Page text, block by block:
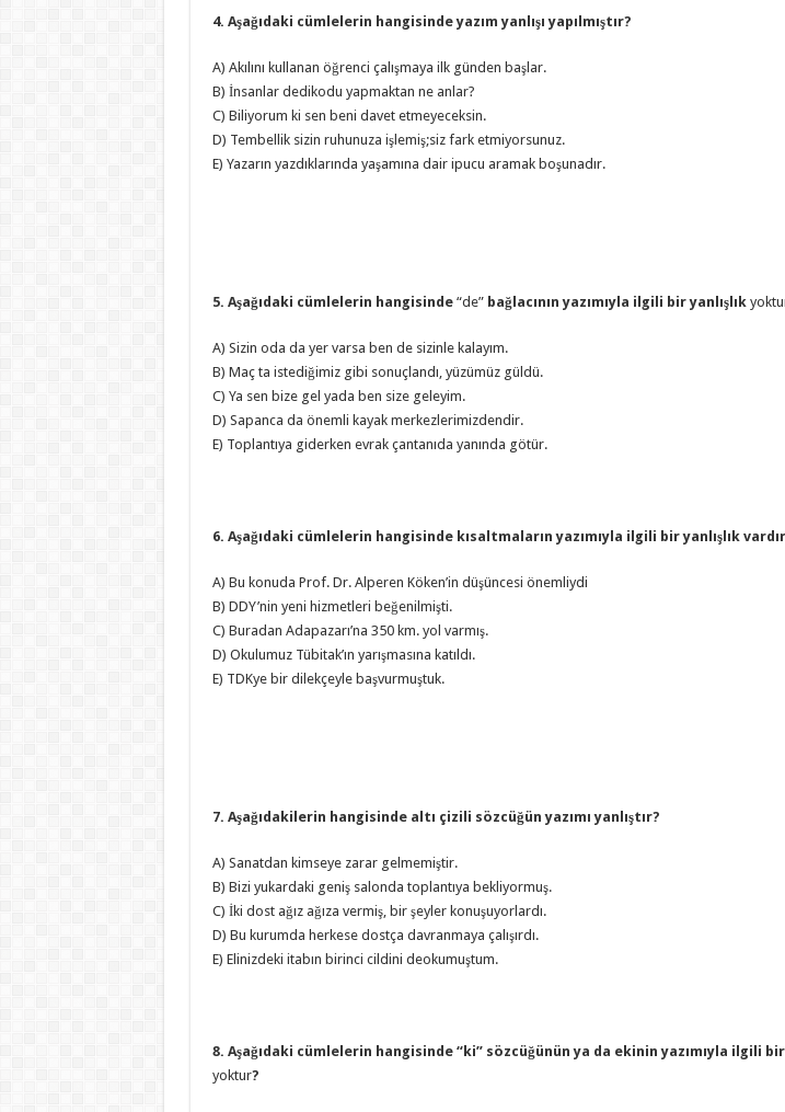
4. Aşağıdaki cümlelerin hangisinde yazım yanlışı yapılmıştır?
A) Akılını kullanan öğrenci çalışmaya ilk günden başlar.
B) İnsanlar dedikodu yapmaktan ne anlar?
C) Biliyorum ki sen beni davet etmeyeceksin.
D) Tembellik sizin ruhunuza işlemiş;siz fark etmiyorsunuz.
E) Yazarın yazdıklarında yaşamına dair ipucu aramak boşunadır.
5. Aşağıdaki cümlelerin hangisinde“de” bağlacının yazımıyla ilgili bir yanlışlık
A) Sizin oda da yer varsa ben de sizinle kalayım.
B) Maç ta istediğimiz gibi sonuçlandı, yüzümüz güldü.
C) Ya sen bize gel yada ben size geleyim.
D) Sapanca da önemli kayak merkezlerimizdendir.
E) Toplantıya giderken evrak çantanıda yanında götür.
6. Aşağıdaki cümlelerin hangisinde kısaltmaların yazımıyla ilgili bir yanlışlık
A) Bu konuda Prof. Dr. Alperen Köken’in düşüncesi önemliydi
B) DDY’nin yeni hizmetleri beğenilmişti.
C) Buradan Adapazarı’na 350 km. yol varmış.
D) Okulumuz Tübitak’ın yarışmasına katıldı.
E) TDKye bir dilekçeyle başvurmuştuk.
7. Aşağıdakilerin hangisinde altı çizili sözcüğün yazımı yanlıştır?
A) Sanatdan kimseye zarar gelmemiştir.
B) Bizi yukardaki geniş salonda toplantıya bekliyormuş.
C) İki dost ağız ağıza vermiş, bir şeyler konuşuyorlardı.
D) Bu kurumda herkese dostça davranmaya çalışırdı.
E) Elinizdeki itabın birinci cildini deokumuştum.
8. Aşağıdaki cümlelerin hangisinde “ki” sözcüğünün ya da ekinin yazımıyla ilgili bir
yoktur?